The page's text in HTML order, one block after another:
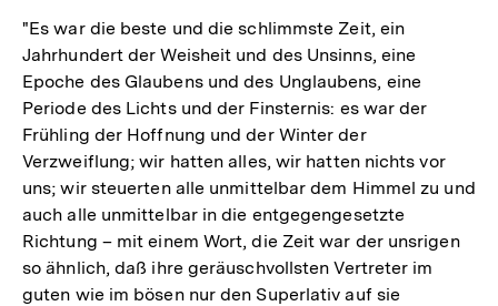
"Es war die beste und die schlimmste Zeit, ein
Jahrhundert der Weisheit und des Unsinns, eine
Epoche des Glaubens und des Unglaubens, eine
Periode des Lichts und der Finsternis: es war der
Frühling der Hoffnung und der Winter der
Verzweiflung; wir hatten alles, wir hatten nichts vor
uns; wir steuerten alle unmittelbar dem Himmel zu und
auch alle unmittelbar in die entgegengesetzte
Richtung – mit einem Wort, die Zeit war der unsrigen
so ähnlich, daß ihre geräuschvollsten Vertreter im
guten wie im bösen nur den Superlativ auf sie